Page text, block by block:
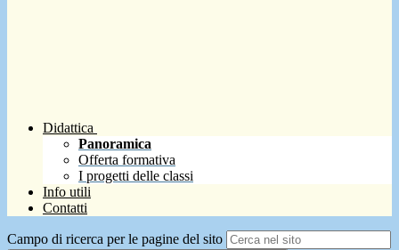
Didattica
Panoramica
Offerta formativa
I progetti delle classi
Info utili
Contatti
Campo di ricerca per le pagine del sito